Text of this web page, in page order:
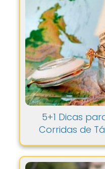
5+1 Dicas
Corridas de